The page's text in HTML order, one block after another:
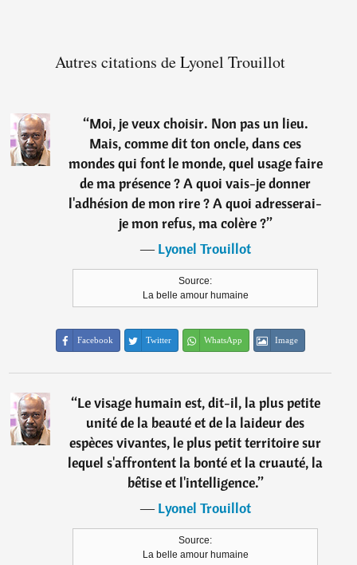
Autres citations de Lyonel Trouillot
“Moi, je veux choisir. Non pas un lieu.
Mais, comme dit ton oncle, dans ces
mondes qui font le monde, quel usage faire
de ma présence ? A quoi vais-je donner
l'adhésion de mon rire ? A quoi adresserai-
je mon refus, ma colère ?”
―Lyonel Trouillot
Source:
La belle amour humaine
Facebook Twitter WhatsApp Image
“Le visage humain est, dit-il, la plus petite
unité de la beauté et de la laideur des
espèces vivantes, le plus petit territoire sur
lequel s'affrontent la bonté et la cruauté, la
bêtise et l'intelligence.”
―Lyonel Trouillot
Source:
La belle amour humaine